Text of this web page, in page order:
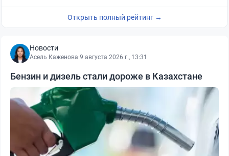
Открыть полный рейтинг →
Новости
Асель Каженова·9 августа 2026 г., 13:31
Бензин и дизель стали дороже в Казахстане